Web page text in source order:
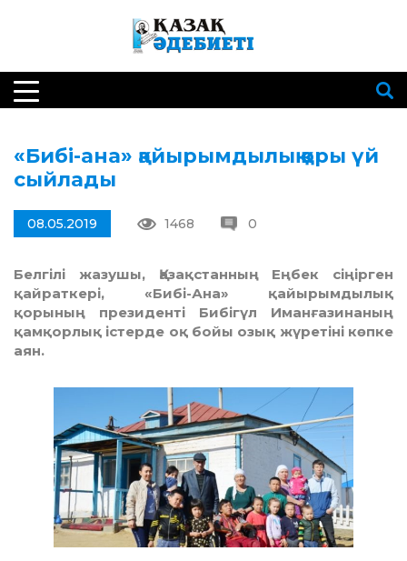
«Бибі-ана» қайырымдылық қоры үй
сыйлады
08.05.2019 1468 0
Белгілі жазушы, Қазақстанның Еңбек сіңірген
қайраткері, «Бибі-Ана» қайырымдылық
қорының президенті Бибігүл Иманғазинаның
қамқорлық істерде оқ бойы озық жүретіні көпке
аян.